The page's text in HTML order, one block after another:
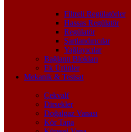
Filtreli Regülatörler
Hassas Regülatör
Regülatör
Şartlandırıcılar
Yağlayıcılar
Bağlantı Blokları
Ek Ürünler
Mekanik & Tesisat
Çekvalf
Dirsekler
Doğalgaz Vanası
Kör Tapa